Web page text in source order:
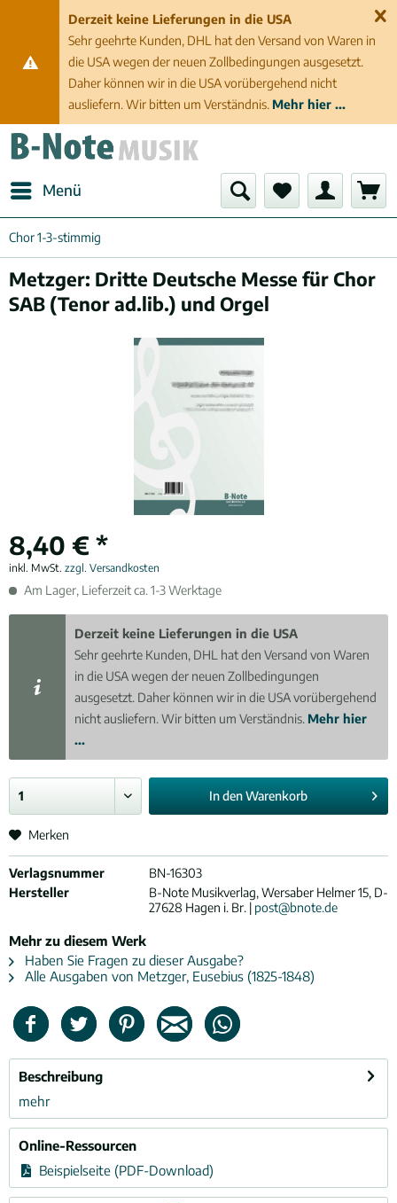
Derzeit keine Lieferungen in die USA
Sehr geehrte Kunden, DHL hat den Versand von Waren in
die USA wegen der neuen Zollbedingungen ausgesetzt.
Daher können wir in die USA vorübergehend nicht
ausliefern. Wir bitten um Verständnis. Mehr hier ...
Menü
Chor 1-3-stimmig
Metzger: Dritte Deutsche Messe für Chor
SAB (Tenor ad.lib.) und Orgel
8,40 € *
inkl. MwSt. zzgl. Versandkosten
Am Lager, Lieferzeit ca. 1-3 Werktage
Derzeit keine Lieferungen in die USA
Sehr geehrte Kunden, DHL hat den Versand von Waren
in die USA wegen der neuen Zollbedingungen
ausgesetzt. Daher können wir in die USA vorübergehend
nicht ausliefern. Wir bitten um Verständnis. Mehr hier
...
In denWarenkorb
Merken
Verlagsnummer
BN-16303
Hersteller
B-Note Musikverlag, Wersaber Helmer 15, D-
27628 Hagen i. Br. | post@bnote.de
Mehr zu diesem Werk
Haben Sie Fragen zu dieser Ausgabe?
Alle Ausgaben von Metzger, Eusebius (1825-1848)
Beschreibung
mehr
Online-Ressourcen
Beispielseite (PDF-Download)